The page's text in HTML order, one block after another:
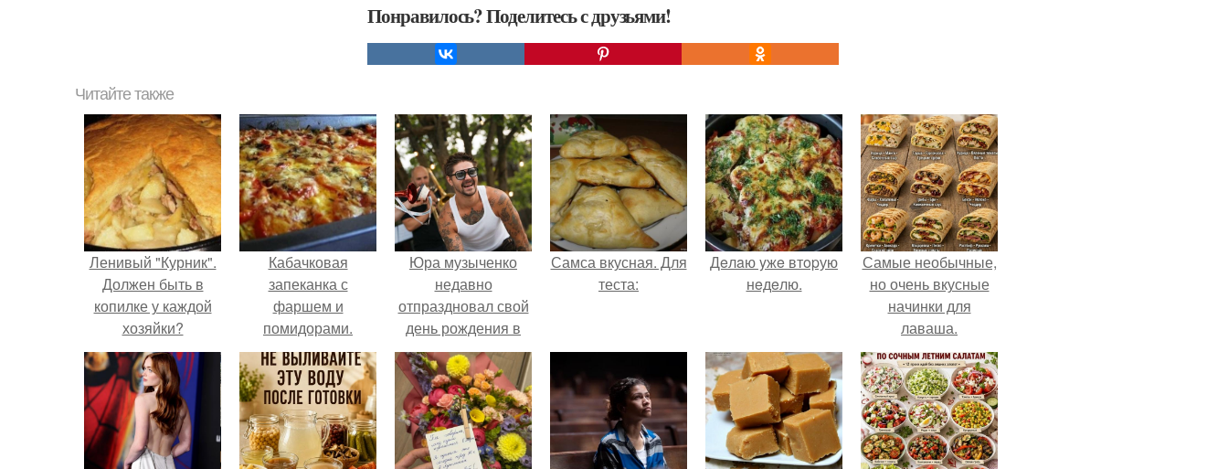
Понравилось? Поделитесь с друзьями!
Читайте также
Ленивый "Курник".
Должен быть в
копилке у каждой
хозяйки?
Кабачковая
запеканка с
фаршем и
помидорами.
Юра музыченко
недавно
отпраздновал свой
день рождения в
кругу самых
близких и родных
людей.
Самса вкусная. Для
теста:
Дeлaю yжe втopую
нeдeлю.
Самые необычные,
но очень вкусные
начинки для
лаваша.